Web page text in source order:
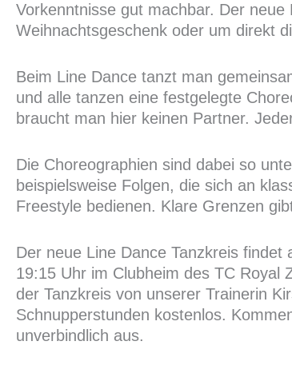
Vorkenntnisse gut machbar. Der
Weihnachtsgeschenk oder um direkt
Beim Line Dance tanzt man
und alle tanzen eine festgelegte
braucht man hier keinen Partner.
Die Choreographien sind dabei so
beispielsweise Folgen, die sich an
Freestyle bedienen. Klare Grenzen
Der neue Line Dance Tanzkreis
19:15 Uhr im Clubheim des TC Royal
der Tanzkreis von unserer Trainerin
Schnupperstunden kostenlos.
unverbindlich aus.